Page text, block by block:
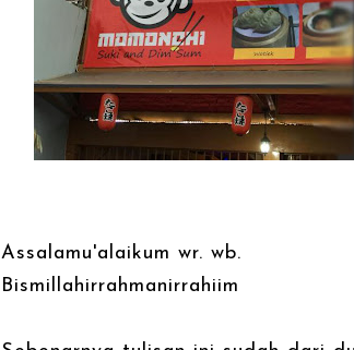
Assalamu'alaikum wr. wb.
Bismillahirrahmanirrahiim